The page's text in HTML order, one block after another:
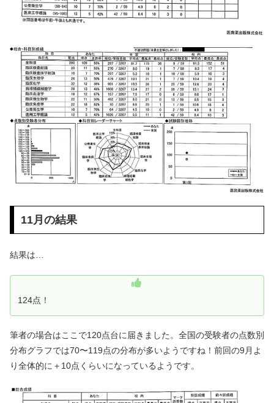
11月の結果
結果は…
124点！
筆者の場合はここで120点台に届きました。全国の受験者の点数別
分布グラフでは70〜119点の分布が多いようですね！前回の9月よ
り全体的に＋10点くらいになっているようです。